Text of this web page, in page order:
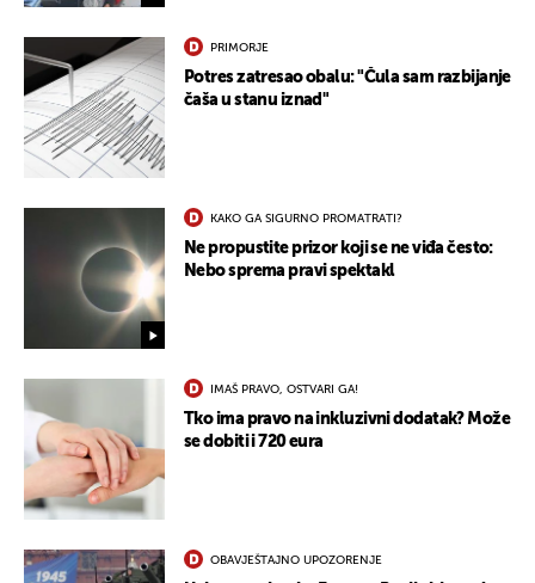
PRIMORJE
Potres zatresao obalu: "Čula sam razbijanje
čaša u stanu iznad"
KAKO GA SIGURNO PROMATRATI?
Ne propustite prizor koji se ne viđa često:
Nebo sprema pravi spektakl
IMAŠ PRAVO, OSTVARI GA!
Tko ima pravo na inkluzivni dodatak? Može
se dobiti i 720 eura
OBAVJEŠTAJNO UPOZORENJE